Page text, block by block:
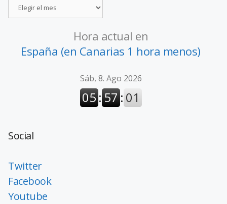
Hora actual en
España (en Canarias 1 hora menos)
Social
Twitter
Facebook
Youtube